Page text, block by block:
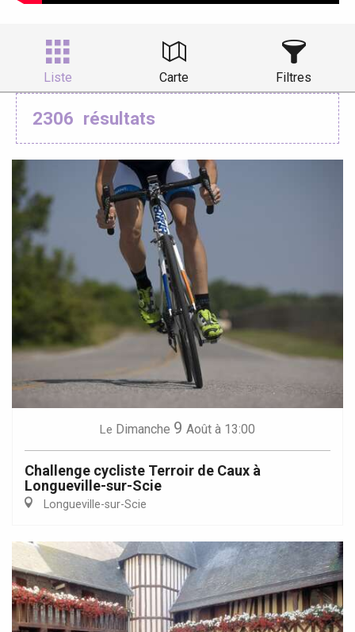
Liste Carte Filtres
2306 résultats
Le Dimanche 9 Août à 13:00
Challenge cycliste Terroir de Caux à
Longueville-sur-Scie
Longueville-sur-Scie